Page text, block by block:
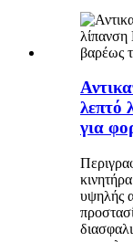
λεπτό
για
υψηλής